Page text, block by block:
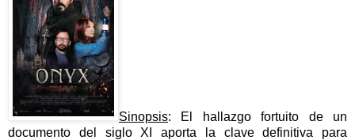
Sinopsis: El hallazgo fortuito de un
documento del siglo XI aporta la clave definitiva para